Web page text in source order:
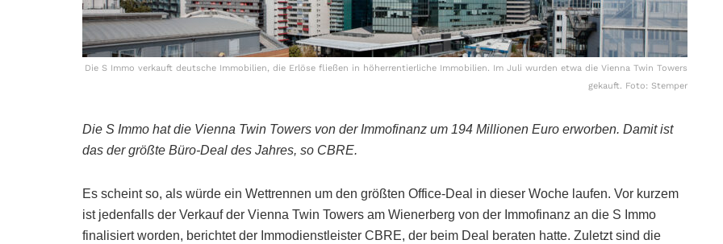
Die S Immo verkauft deutsche Immobilien, die Erlöse fließen in höherrentierliche Immobilien. Im Juli wurden etwa die Vienna Twin Towers
gekauft. Foto: Stemper
Die S Immo hat die Vienna Twin Towers von der Immofinanz um 194 Millionen Euro erworben. Damit ist
das der größte Büro-Deal des Jahres, so CBRE.
Es scheint so, als würde ein Wettrennen um den größten Office-Deal in dieser Woche laufen. Vor kurzem
ist jedenfalls der Verkauf der Vienna Twin Towers am Wienerberg von der Immofinanz an die S Immo
finalisiert worden, berichtet der Immodienstleister CBRE, der beim Deal beraten hatte. Zuletzt sind die